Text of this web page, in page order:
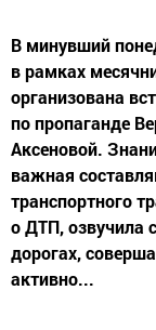
В минувший
в рамках
организована
по пропаганде
Аксеновой.
важная
транспортного
о ДТП, озвучила
дорогах,
активно...